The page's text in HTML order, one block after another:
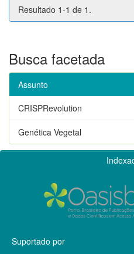
Resultado 1-1 de 1.
Busca facetada
Assunto
CRISPRevolution
Genética Vegetal
Suportado por